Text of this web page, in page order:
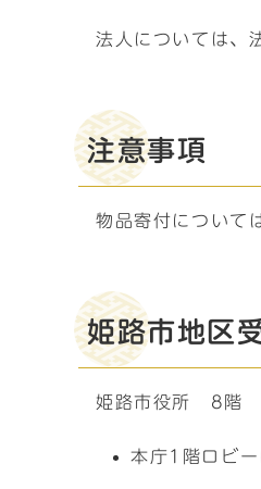
法人については、
注意事項
物品寄付について
姫路市地区
姫路市役所 8階
本庁1階ロビー